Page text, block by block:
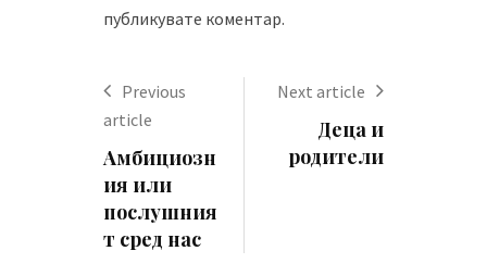
публикувате коментар.
Previous
article
Амбициозн
ия или
послушния
т сред нас
Next article
Деца и
родители